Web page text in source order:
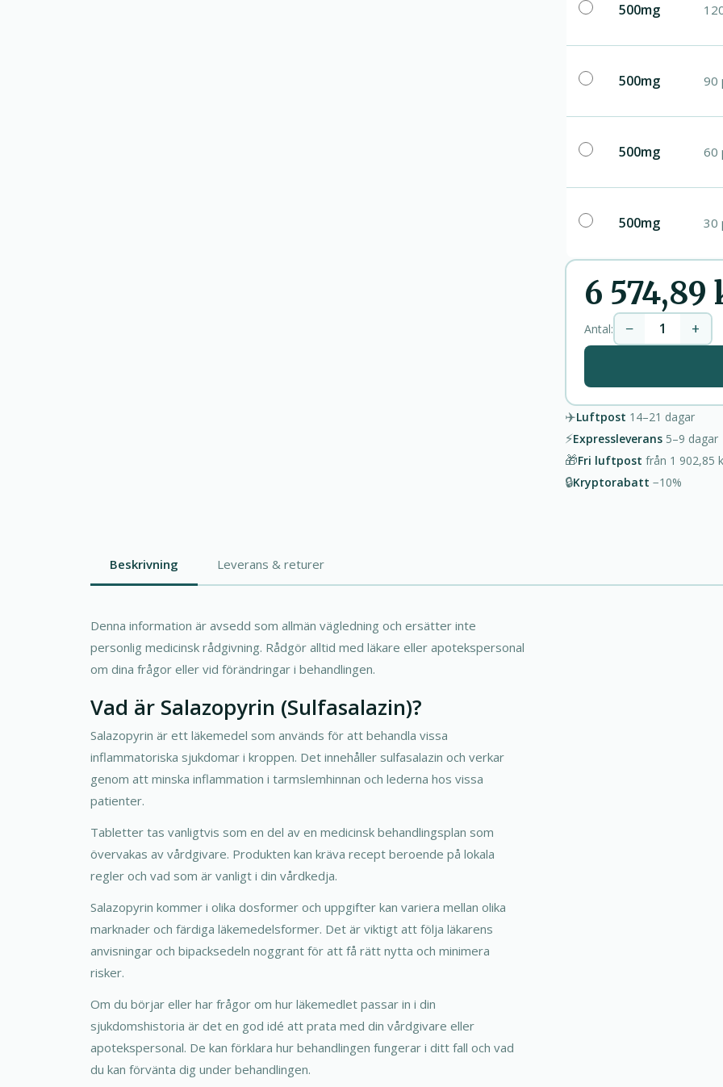
500mg
500mg 90
500mg 60
500mg 30
6 574,89
Antal: − +
✈️Luftpost 14–21 dagar
⚡Expressleverans 5–9 dagar
🎁Fri luftpost från 1 902,85
🔒Kryptorabatt −10%
Beskrivning Leverans & returer
Denna information är avsedd som allmän vägledning och ersätter inte
personlig medicinsk rådgivning. Rådgör alltid med läkare eller apotekspersonal
om dina frågor eller vid förändringar i behandlingen.
Vad är Salazopyrin (Sulfasalazin)?
Salazopyrin är ett läkemedel som används för att behandla vissa
inflammatoriska sjukdomar i kroppen. Det innehåller sulfasalazin och verkar
genom att minska inflammation i tarmslemhinnan och lederna hos vissa
patienter.
Tabletter tas vanligtvis som en del av en medicinsk behandlingsplan som
övervakas av vårdgivare. Produkten kan kräva recept beroende på lokala
regler och vad som är vanligt i din vårdkedja.
Salazopyrin kommer i olika dosformer och uppgifter kan variera mellan olika
marknader och färdiga läkemedelsformer. Det är viktigt att följa läkarens
anvisningar och bipacksedeln noggrant för att få rätt nytta och minimera
risker.
Om du börjar eller har frågor om hur läkemedlet passar in i din
sjukdomshistoria är det en god idé att prata med din vårdgivare eller
apotekspersonal. De kan förklara hur behandlingen fungerar i ditt fall och vad
du kan förvänta dig under behandlingen.